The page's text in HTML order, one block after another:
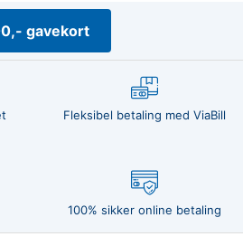
gavekort
Fleksibel betaling med ViaBill
100% sikker online betaling